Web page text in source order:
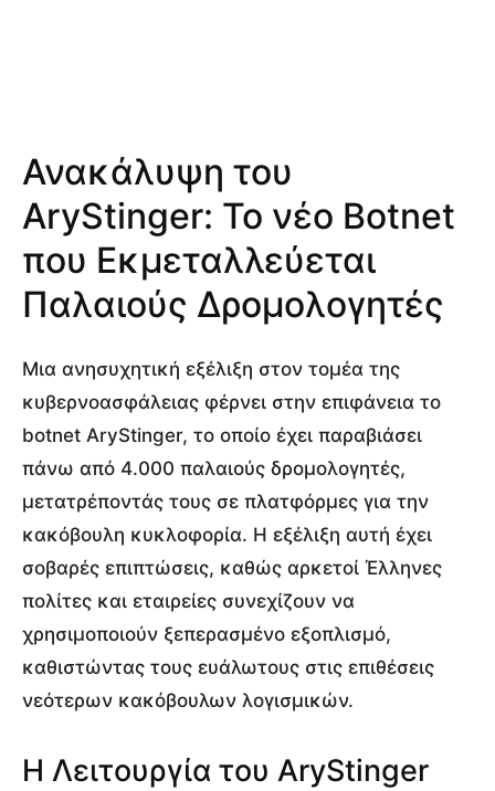
Ανακάλυψη του
AryStinger: Το νέο Botnet
που Εκμεταλλεύεται
Παλαιούς Δρομολογητές
Μια ανησυχητική εξέλιξη στον τομέα της
κυβερνοασφάλειας φέρνει στην επιφάνεια το
botnet AryStinger, το οποίο έχει παραβιάσει
πάνω από 4.000 παλαιούς δρομολογητές,
μετατρέποντάς τους σε πλατφόρμες για την
κακόβουλη κυκλοφορία. Η εξέλιξη αυτή έχει
σοβαρές επιπτώσεις, καθώς αρκετοί Έλληνες
πολίτες και εταιρείες συνεχίζουν να
χρησιμοποιούν ξεπερασμένο εξοπλισμό,
καθιστώντας τους ευάλωτους στις επιθέσεις
νεότερων κακόβουλων λογισμικών.
Η Λειτουργία του AryStinger